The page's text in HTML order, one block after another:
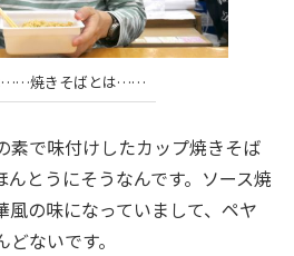
……焼きそばとは……
で味付けしたカップ焼きそば
とうにそうなんです。ソース焼
風の味になっていまして、ペヤ
ないです。